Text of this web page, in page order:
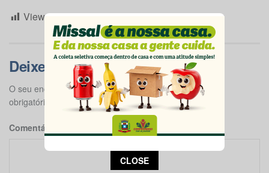
Views:53
Deixe um comentário
O seu endereço de e-mail não será publicado. Campos
obrigatórios são marcados com
*
Comentário
This popup will close in:
CLOSE